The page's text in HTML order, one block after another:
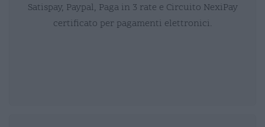
Satispay, Paypal, Paga in 3 rate e Circuito NexiPay
certificato per pagamenti elettronici.